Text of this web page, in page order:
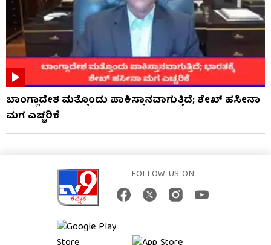
ಬಾಂಗ್ಲಾದೇಶ ಮತ್ತೊಂದು ಪಾಕಿಸ್ತಾನವಾಗುತ್ತಿದೆ; ಶೇಖ್ ಹಸೀನಾ
ಮಗ ಎಚ್ಚರಿಕೆ
FOLLOW US ON